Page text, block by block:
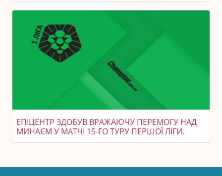
ЕПІЦЕНТР ЗДОБУВ ВРАЖАЮЧУ ПЕРЕМОГУ НАД
МИНАЄМ У МАТЧІ 15-ГО ТУРУ ПЕРШОЇ ЛІГИ.